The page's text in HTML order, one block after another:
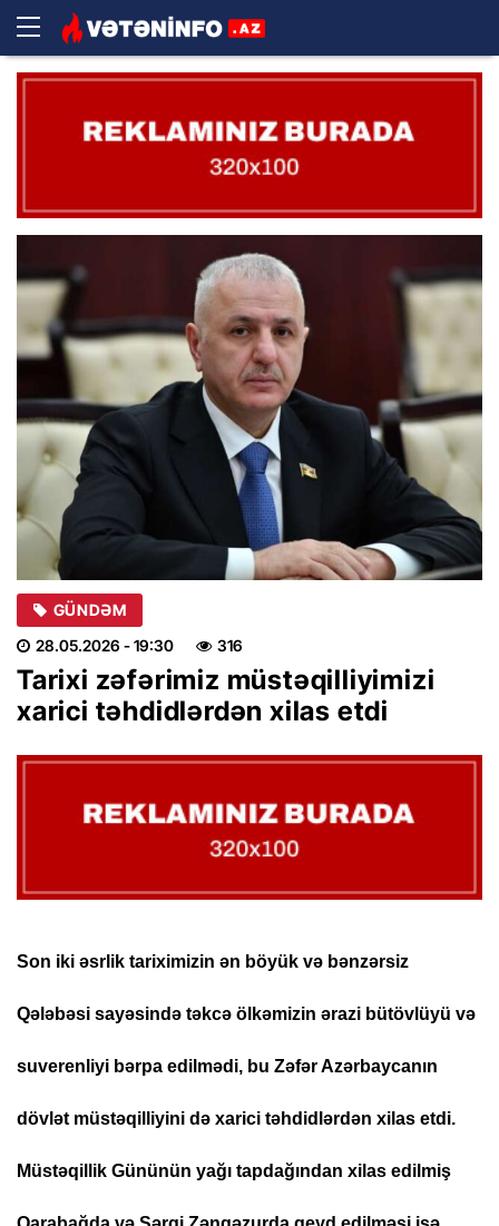
GÜNDƏM
28.05.2026 - 19:30 316
Tarixi zəfərimiz müstəqilliyimizi
xarici təhdidlərdən xilas etdi
Son iki əsrlik tariximizin ən böyük və bənzərsiz
Qələbəsi sayəsində təkcə ölkəmizin ərazi bütövlüyü və
suverenliyi bərpa edilmədi, bu Zəfər Azərbaycanın
dövlət müstəqilliyini də xarici təhdidlərdən xilas etdi.
Müstəqillik Gününün yağı tapdağından xilas edilmiş